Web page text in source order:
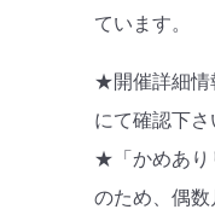
ています。
★開催詳細情
にて確認下さ
★「かめあり
のため、偶